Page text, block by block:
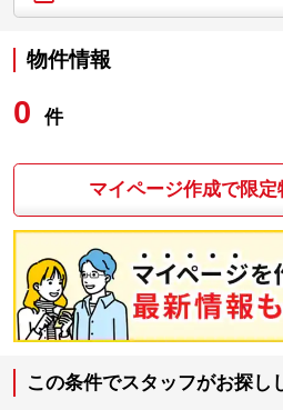
物件情報
0 件
マイページ作成で限
この条件でスタッフがお探し